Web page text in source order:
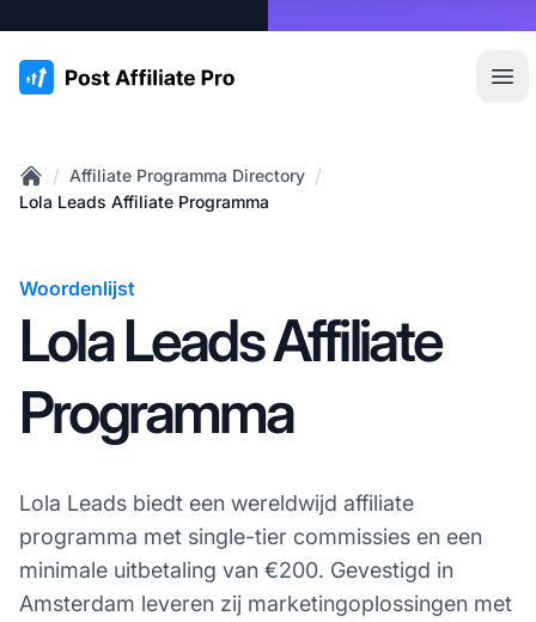
:site.title
Home
/ Affiliate Programma Directory /
Lola Leads Affiliate Programma
Woordenlijst
Lola Leads Affiliate
Programma
Lola Leads biedt een wereldwijd affiliate
programma met single-tier commissies en een
minimale uitbetaling van €200. Gevestigd in
Amsterdam leveren zij marketingoplossingen met